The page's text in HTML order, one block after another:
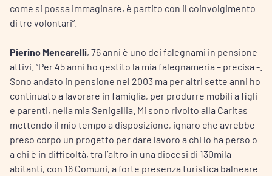
come si possa immaginare, è partito con il coinvolgimento
di tre volontari”.
Pierino Mencarelli, 76 anni è uno dei falegnami in pensione
attivi. “Per 45 anni ho gestito la mia falegnameria – precisa -.
Sono andato in pensione nel 2003 ma per altri sette anni ho
continuato a lavorare in famiglia, per produrre mobili a figli
e parenti, nella mia Senigallia. Mi sono rivolto alla Caritas
mettendo il mio tempo a disposizione, ignaro che avrebbe
preso corpo un progetto per dare lavoro a chi lo ha perso o
a chi è in difficoltà, tra l’altro in una diocesi di 130mila
abitanti, con 16 Comuni, a forte presenza turistica balneare